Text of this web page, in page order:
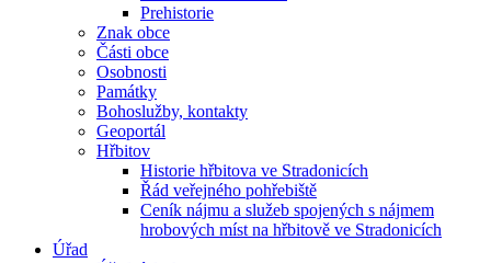
Prehistorie
Znak obce
Části obce
Osobnosti
Památky
Bohoslužby, kontakty
Geoportál
Hřbitov
Historie hřbitova ve Stradonicích
Řád veřejného pohřebiště
Ceník nájmu a služeb spojených s nájmem
hrobových míst na hřbitově ve Stradonicích
Úřad